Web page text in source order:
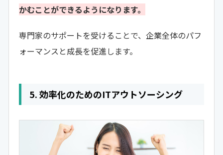
かむことができるようになります。
専門家のサポートを受けることで、企業全体のパフ
ォーマンスと成長を促進します。
5. 効率化のためのITアウトソーシング